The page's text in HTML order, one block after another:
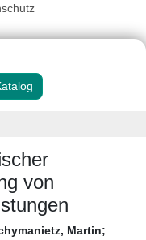
von
Martin;